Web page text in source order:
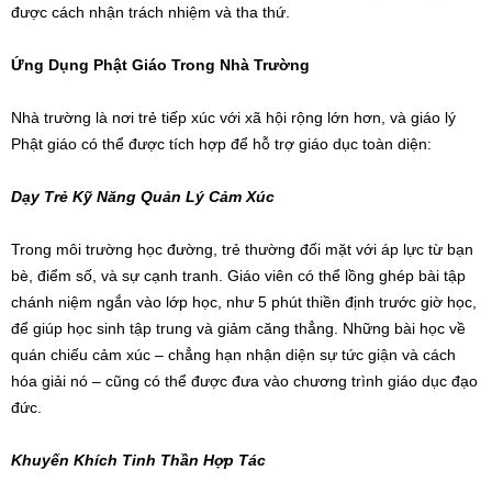
được cách nhận trách nhiệm và tha thứ.
Ứng Dụng Phật Giáo Trong Nhà Trường
Nhà trường là nơi trẻ tiếp xúc với xã hội rộng lớn hơn, và giáo lý
Phật giáo có thể được tích hợp để hỗ trợ giáo dục toàn diện:
Dạy Trẻ Kỹ Năng Quản Lý Cảm Xúc
Trong môi trường học đường, trẻ thường đối mặt với áp lực từ bạn
bè, điểm số, và sự cạnh tranh. Giáo viên có thể lồng ghép bài tập
chánh niệm ngắn vào lớp học, như 5 phút thiền định trước giờ học,
để giúp học sinh tập trung và giảm căng thẳng. Những bài học về
quán chiếu cảm xúc – chẳng hạn nhận diện sự tức giận và cách
hóa giải nó – cũng có thể được đưa vào chương trình giáo dục đạo
đức.
Khuyến Khích Tinh Thần Hợp Tác